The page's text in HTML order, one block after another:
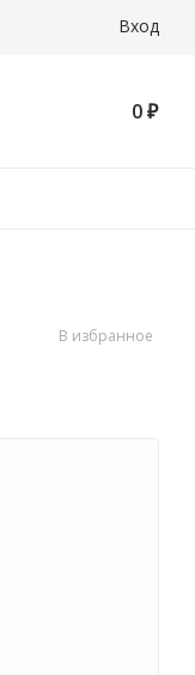
Вход
0 ₽
В избранное